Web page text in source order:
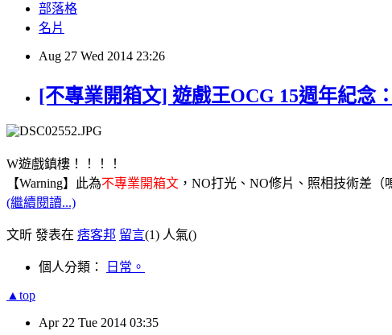
部落格
名片
Aug 27 Wed 2014 23:26
[不專業開箱文] 遊戲王OCG 15週年紀念
W遊戲鎮樓！！！！
【Warning】此為不專業開箱文 ，NO打光、NO修片、照相技術差
(繼續閱讀...)
文昕 發表在 痞客邦 留言(1) 人氣()
個人分類： 日常。
▲top
Apr 22 Tue 2014 03:35